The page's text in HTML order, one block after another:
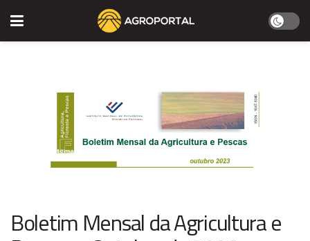
Boletim Mensal da Agricultura e